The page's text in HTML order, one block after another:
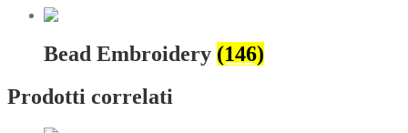
Bead Embroidery (146)
Prodotti correlati